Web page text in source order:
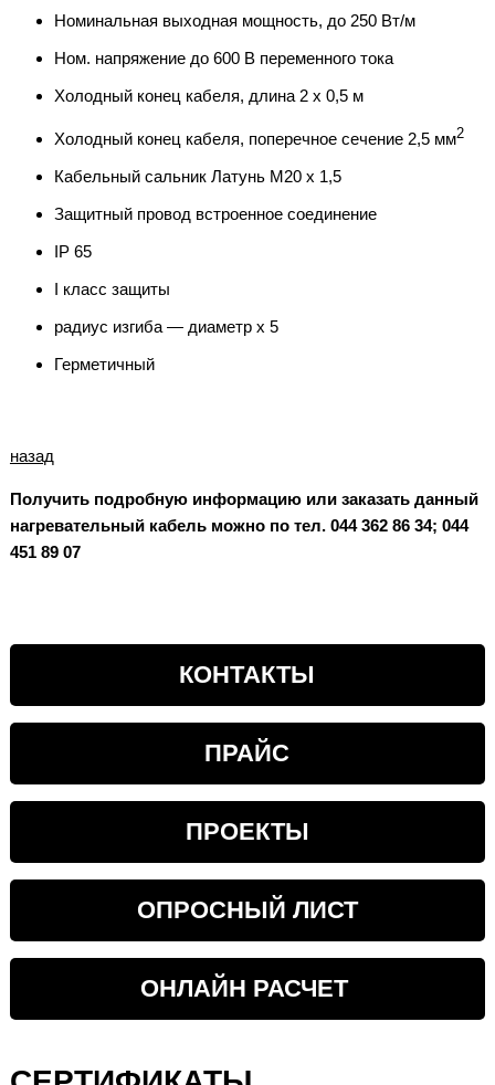
Номинальная выходная мощность, до 250 Вт/м
Ном. напряжение до 600 В переменного тока
Холодный конец кабеля, длина 2 х 0,5 м
Холодный конец кабеля, поперечное сечение 2,5 мм2
Кабельный сальник Латунь M20 x 1,5
Защитный провод встроенное соединение
IP 65
I класс защиты
радиус изгиба — диаметр х 5
Герметичный
назад
Получить подробную информацию или заказать данный
нагревательный кабель можно по тел. 044 362 86 34; 044
451 89 07
КОНТАКТЫ
ПРАЙС
ПРОЕКТЫ
ОПРОСНЫЙ ЛИСТ
ОНЛАЙН РАСЧЕТ